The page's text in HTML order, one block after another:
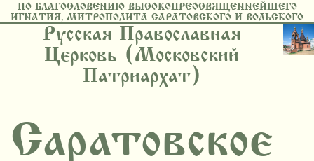
ПО БЛАГОСЛОВЕНИЮ ВЫСОКОПРЕОСВЯЩЕННЕЙШЕГО
ИГНАТИЯ, МИТРОПОЛИТА САРАТОВСКОГО И ВОЛЬСКОГО
Русская Православная
Церковь (Московский
Патриархат)
Саратовское